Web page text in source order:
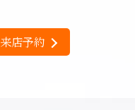
来店予約